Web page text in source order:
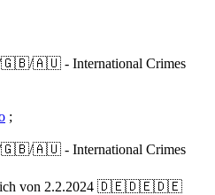
🇦🇺 - International Crimes
;
🇦🇺 - International Crimes
von 2.2.2024 🇩🇪🇩🇪🇩🇪